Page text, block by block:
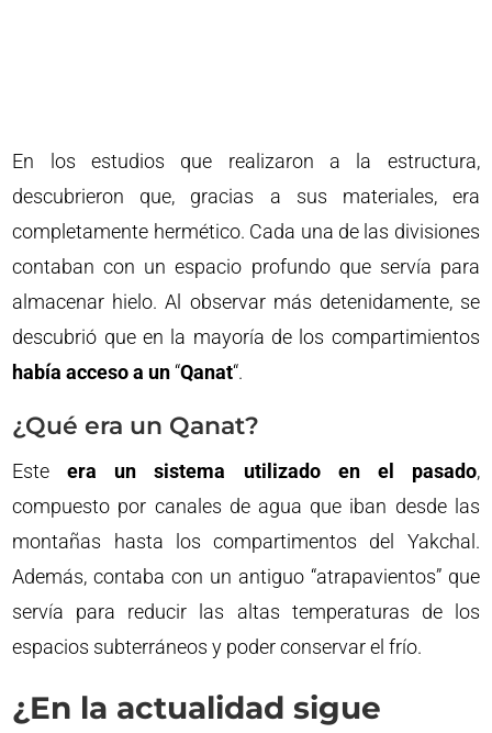
En los estudios que realizaron a la estructura,
descubrieron que, gracias a sus materiales, era
completamente hermético. Cada una de las divisiones
contaban con un espacio profundo que servía para
almacenar hielo. Al observar más detenidamente, se
descubrió que en la mayoría de los compartimientos
había acceso a un“Qanat“.
¿Qué era un Qanat?
Esteera un sistema utilizado en el pasado,
compuesto por canales de agua que iban desde las
montañas hasta los compartimentos del Yakchal.
Además, contaba con un antiguo “atrapavientos” que
servía para reducir las altas temperaturas de los
espacios subterráneos y poder conservar el frío.
¿En la actualidad sigue